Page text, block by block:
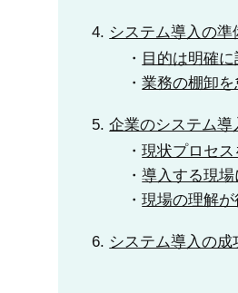
システム導入の
目的は明確に
業務の棚卸を
企業のシステム導
現状プロセ
導入する現
現場の理解
システム導入の成